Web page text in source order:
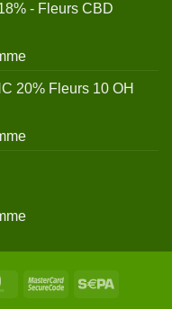
- Fleurs CBD
20% Fleurs 10 OH
Google
MasterCard